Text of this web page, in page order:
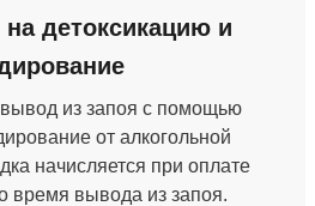
на детоксикацию и
из запоя с помощью
от алкогольной
начисляется при оплате
время вывода из запоя.